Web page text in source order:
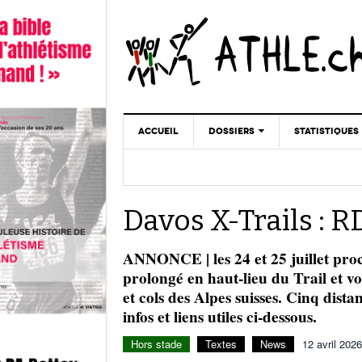
ACCUEIL DOSSIERS
DOPAGE
STATISTIQUES
Davos X-Trails :
ANNONCE | les 24 et 25 juillet
prolongé en haut-lieu du Trail et
et cols des Alpes suisses. Cinq
infos et liens utiles ci-dessous.
Hors stade Textes News 12 avril 2026